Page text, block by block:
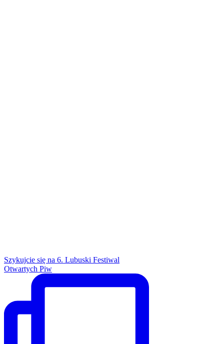
Szykujcie się na 6. Lubuski Festiwal
Otwartych Piw